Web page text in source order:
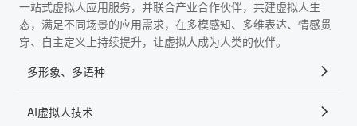
一站式虚拟人应用服务，并联合产业合作伙伴，共建虚拟人生
态，满足不同场景的应用需求，在多模感知、多维表达、情感贯
穿、自主定义上持续提升，让虚拟人成为人类的伙伴。
多形象、多语种
AI虚拟人技术